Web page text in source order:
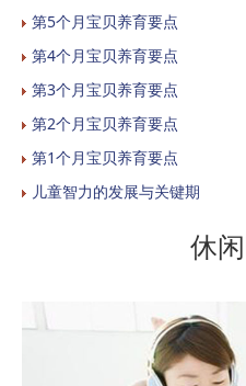
第5个月宝贝养育要点
第4个月宝贝养育要点
第3个月宝贝养育要点
第2个月宝贝养育要点
第1个月宝贝养育要点
儿童智力的发展与关键期
休